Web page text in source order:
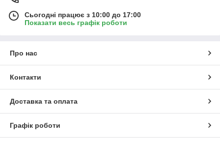
Сьогодні працює з 10:00 до 17:00
Показати весь графік роботи
Про нас
Контакти
Доставка та оплата
Графік роботи